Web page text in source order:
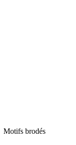
Motifs brodés